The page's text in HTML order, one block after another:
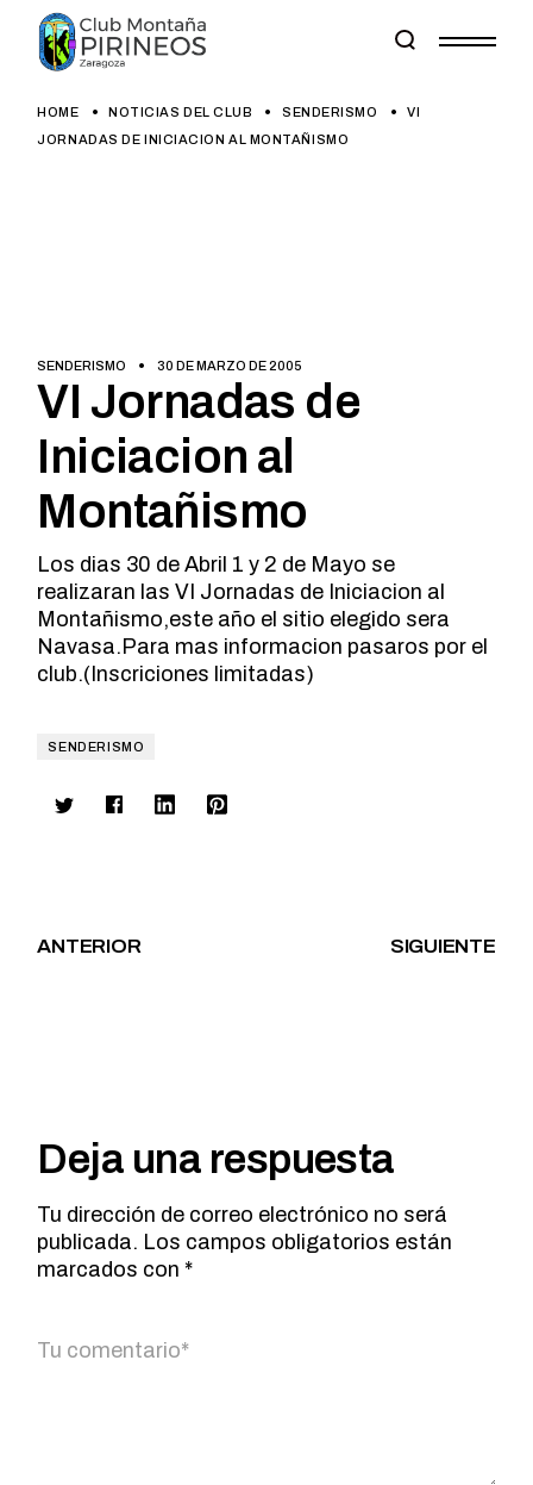
content
HOME NOTICIAS DEL CLUB SENDERISMO
VI
JORNADAS DE INICIACION AL MONTAÑISMO
SENDERISMO 30 DE MARZO DE 2005
VI Jornadas de
Iniciacion al
Montañismo
Los dias 30 de Abril 1 y 2 de Mayo se
realizaran las VI Jornadas de Iniciacion al
Montañismo,este año el sitio elegido sera
Navasa.Para mas informacion pasaros por el
club.(Inscriciones limitadas)
SENDERISMO
ANTERIOR SIGUIENTE
Deja una respuesta
Tu dirección de correo electrónico no será
publicada. Los campos obligatorios están
marcados con *